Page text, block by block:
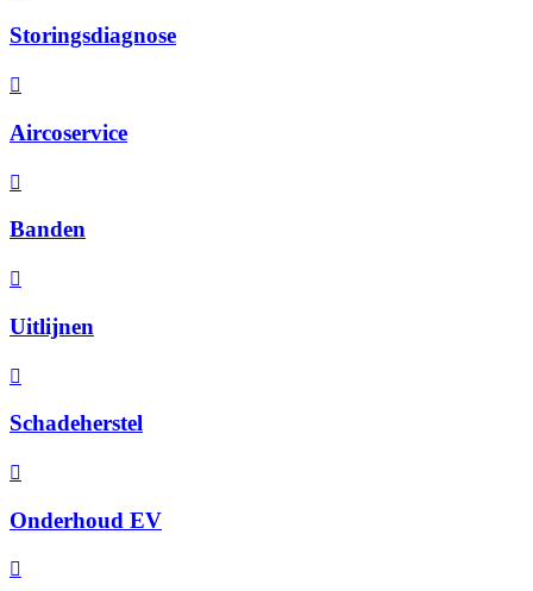
Storingsdiagnose
Aircoservice
Banden
Uitlijnen
Schadeherstel
Onderhoud EV